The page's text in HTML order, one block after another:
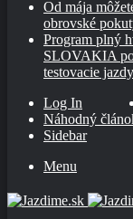
Od mája
obrovské
Program plný
SLOVAKIA
testovacie jazdy
Log In
Náhodný
Sidebar
Menu